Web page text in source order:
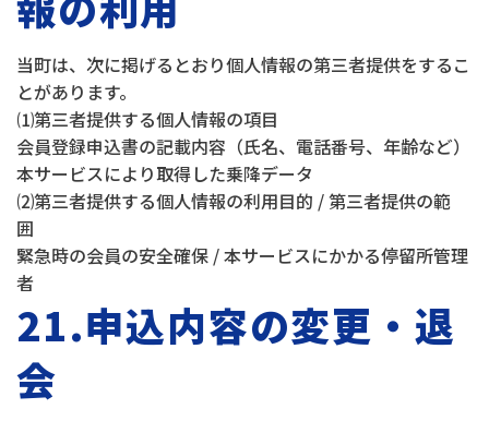
当町は、次に掲げるとおり個人情報の第三者提供をするこ
とがあります。
⑴第三者提供する個人情報の項目
会員登録申込書の記載内容（氏名、電話番号、年齢など）
本サービスにより取得した乗降データ
⑵第三者提供する個人情報の利用目的 / 第三者提供の範
囲
緊急時の会員の安全確保 / 本サービスにかかる停留所管理
者
21.申込内容の変更・退
会